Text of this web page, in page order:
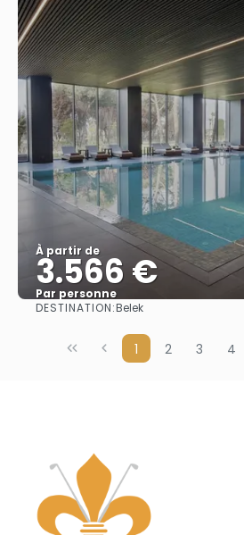
À partir de
3.566 €
Par personne
DESTINATION:Belek
1 2 3 4